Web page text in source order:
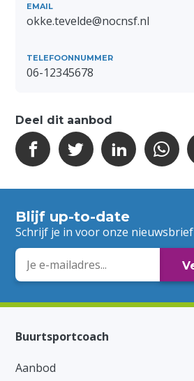
EMAIL
okke.tevelde@nocnsf.nl
TELEFOONNUMMER
06-12345678
Deel dit aanbod
Blijf up-to-date
Schrijf je in voor onze nieuwsbrief
E-
mailadres
Buurtsportcoach
Aanbod